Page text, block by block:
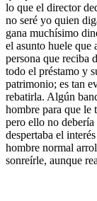
lo que el director
no seré yo quien
gana muchísimo
el asunto huele que
persona que reciba
todo el préstamo y
patrimonio; es tan
rebatirla. Algún
hombre para que le
pero ello no
despertaba el
hombre normal
sonreírle, aunque